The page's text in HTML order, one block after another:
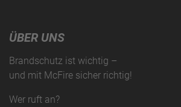
ÜBER UNS
Brandschutz ist wichtig –
und mit McFire sicher richtig!
Wer ruft an?